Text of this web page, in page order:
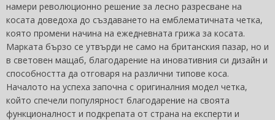
намери революционно решение за лесно разресване на
косата доведоха до създаването на емблематичната четка,
която промени начина на ежедневната грижа за косата.
Марката бързо се утвърди не само на британския пазар, но и
в световен мащаб, благодарение на иновативния си дизайн и
способността да отговаря на различни типове коса.
Началото на успеха започна с оригиналния модел четка,
който спечели популярност благодарение на своята
функционалност и подкрепата от страна на експерти и